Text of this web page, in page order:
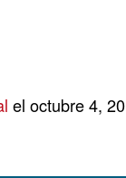
el octubre 4,